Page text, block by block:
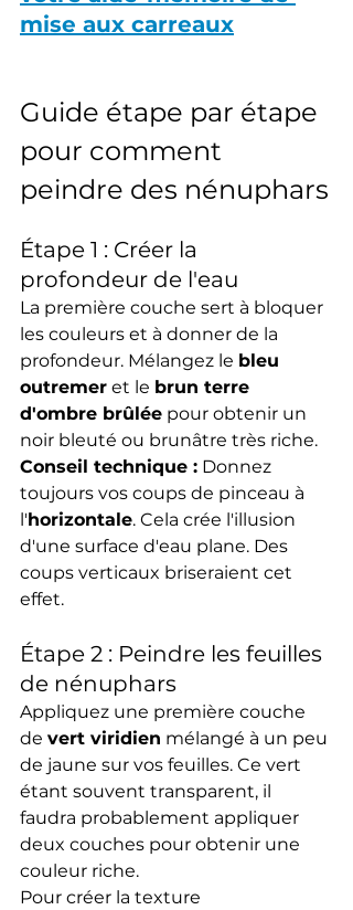
mise aux carreaux
Guide étape par étape
pour comment
peindre des nénuphars
Étape 1 : Créer la
profondeur de l'eau
La première couche sert à bloquer
les couleurs et à donner de la
profondeur. Mélangez le bleu
outremer et le brun terre
d'ombre brûlée pour obtenir un
noir bleuté ou brunâtre très riche.
Conseil technique : Donnez
toujours vos coups de pinceau à
l'horizontale. Cela crée l'illusion
d'une surface d'eau plane. Des
coups verticaux briseraient cet
effet.
Étape 2 : Peindre les feuilles
de nénuphars
Appliquez une première couche
de vert viridien mélangé à un peu
de jaune sur vos feuilles. Ce vert
étant souvent transparent, il
faudra probablement appliquer
deux couches pour obtenir une
couleur riche.
Pour créer la texture